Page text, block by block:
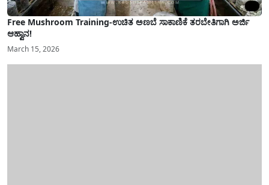
Free Mushroom Training-ಉಚಿತ ಅಣಬೆ ಸಾಕಾಣಿಕೆ ತರಬೇತಿಗಾಗಿ ಅರ್ಜಿ
ಆಹ್ವಾನ!
March 15, 2026